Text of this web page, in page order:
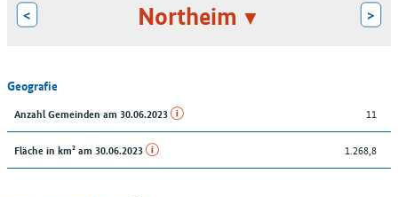
< Northeim >
Geografie
Anzahl Gemeinden am 30.06.2023 11
Fläche in km² am 30.06.2023 1.268,8